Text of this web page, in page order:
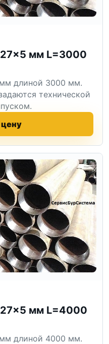
мм L=3000
мм длиной 3000 мм.
технической
цену
мм L=4000
мм длиной 4000 мм.